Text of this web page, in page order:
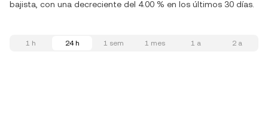
bajista, con una decreciente del 4.00 % en los últimos 30 días.
1 h 24 h 1 sem 1 mes 1 a 2 a